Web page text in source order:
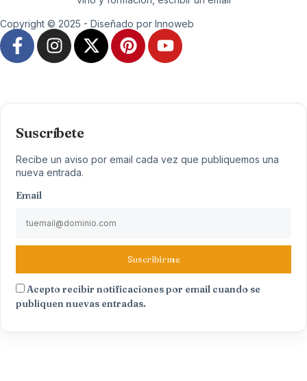
Copyright © 2025 - Diseñado por Innoweb
Suscríbete
Recibe un aviso por email cada vez que publiquemos una
nueva entrada.
Email
Suscribirme
Acepto recibir notificaciones por email cuando se
publiquen nuevas entradas.